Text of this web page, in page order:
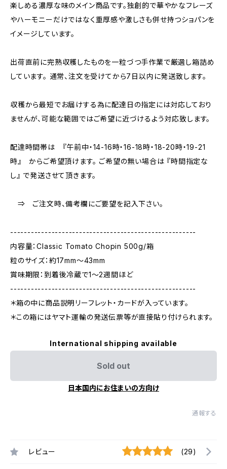
楽しめる濃厚な味のメイン商品です。独創的で華やかなフレーズ
やハーモニーだけではなく重厚感や激しさも併せ持つショパンを
イメージしています。
出荷直前に完熟収穫したものを一粒づつ手作業で厳選し箱詰め
しています。 通常、注文を受けてから7日以内に発送致します。
収穫から最短でお届けする為に配達日の指定には対応しており
ませんが、可能な範囲ではご希望に近づけるよう対応致します。
配達時間帯は 『午前中・14-16時・16-18時・18-20時・19-21
時』 からご希望頂けます。 ご希望の無い場合は 『時間指定な
し』 で発送させて頂きます。
⇒ ご注文時、備考欄にご要望を記入下さい。
------------------------------------------------------
内容量：Classic Tomato Chopin 500g/箱
粒のサイズ：約17mm～43mm
賞味期限：到着後冷蔵で1～2週間ほど
------------------------------------------------------
＊箱の中に商品説明リーフレット・カードが入っています。
＊この箱にはヤマト運輸の発送伝票等が直接貼り付けられます。
International shipping available
Sold out
日本国内にお住まいの方向け
通報する
レビュー (29)